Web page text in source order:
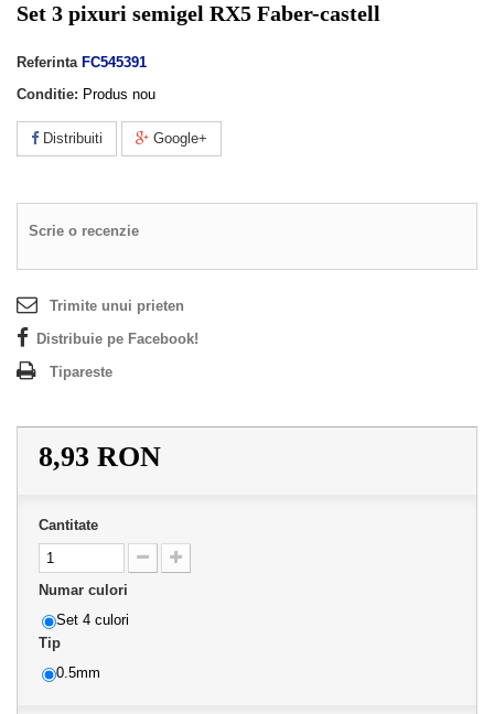
Set 3 pixuri semigel RX5 Faber-castell
Referinta FC545391
Conditie: Produs nou
Distribuiti Google+
Scrie o recenzie
Trimite unui prieten
Distribuie pe Facebook!
Tipareste
8,93 RON
Cantitate
Numar culori
Set 4 culori
Tip
0.5mm